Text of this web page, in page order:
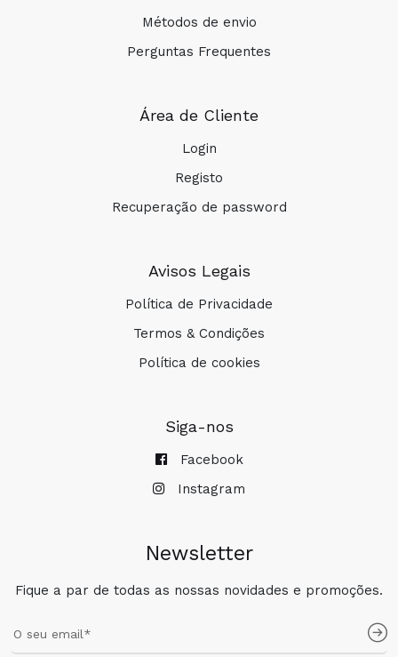
Métodos de envio
Perguntas Frequentes
Área de Cliente
Login
Registo
Recuperação de password
Avisos Legais
Política de Privacidade
Termos & Condições
Política de cookies
Siga-nos
Facebook
Instagram
Newsletter
Fique a par de todas as nossas novidades e promoções.